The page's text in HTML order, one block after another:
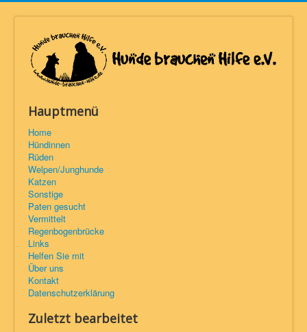
Hauptmenü
Home
Hündinnen
Rüden
Welpen/Junghunde
Katzen
Sonstige
Paten gesucht
Vermittelt
Regenbogenbrücke
Links
Helfen Sie mit
Über uns
Kontakt
Datenschutzerklärung
Zuletzt bearbeitet